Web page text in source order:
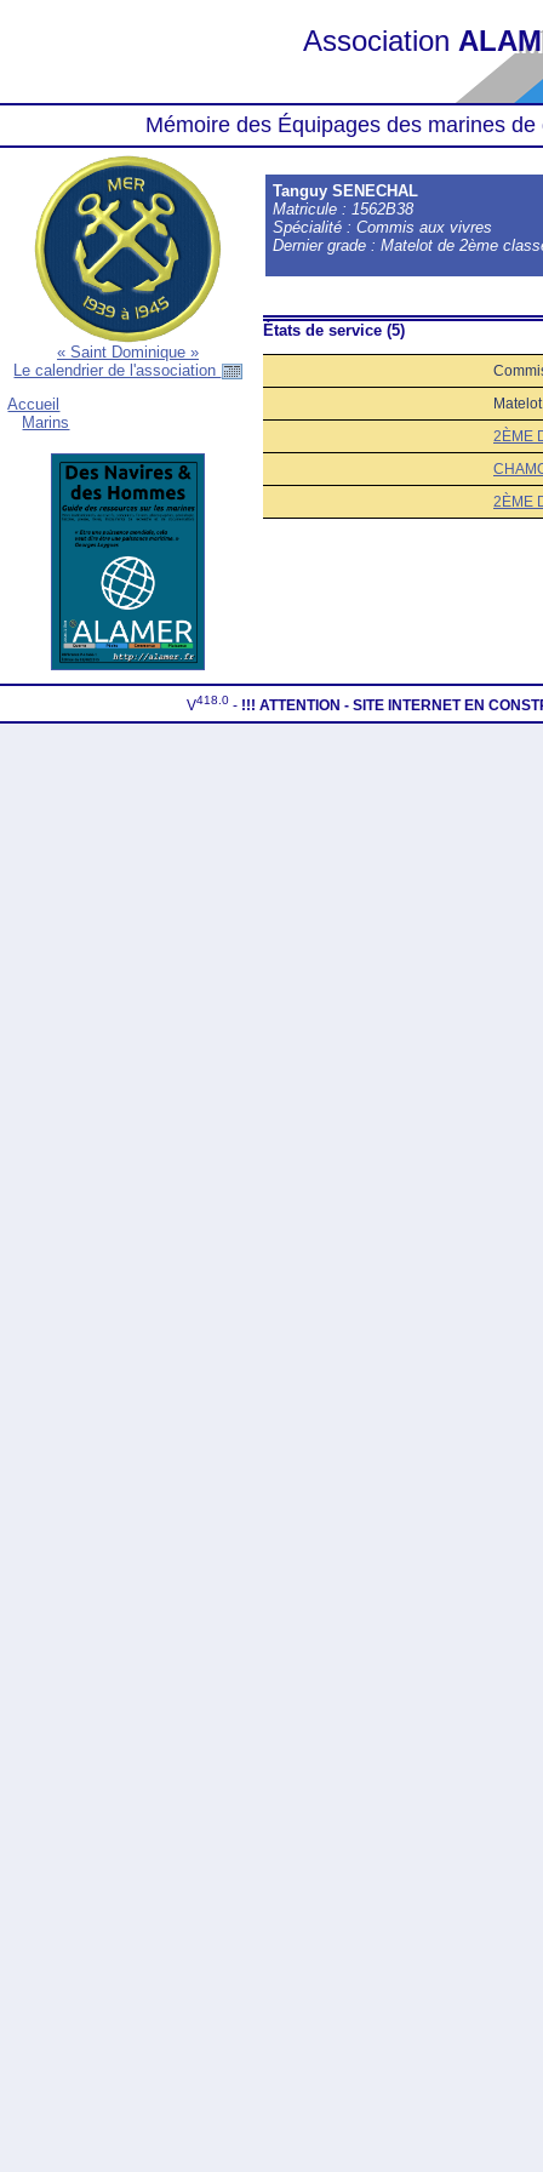
Association
Mémoire des Équipages des marines
« Saint Dominique »
Le calendrier de l'association
Accueil
Marins
Tanguy SENECHAL
Matricule : 1562B38
Spécialité : Commis aux vivres
Dernier grade : Matelot de 2ème
États de service (5)
2ÈME
2ÈME
V418.0 - !!! ATTENTION - SITE INTERNET EN